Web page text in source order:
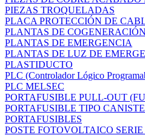
PIEZAS TROQUELADAS
PLACA PROTECCIÓN DE
PLANTAS DE COGENERACIÓN
PLANTAS DE EMERGENCIA
PLANTAS DE LUZ DE
PLASTIDUCTO
PLC (Controlador Lógico
PLC MELSEC
PORTAFUSIBLE PULL-OUT
PORTAFUSIBLE TIPO
PORTAFUSIBLES
POSTE FOTOVOLTAICO